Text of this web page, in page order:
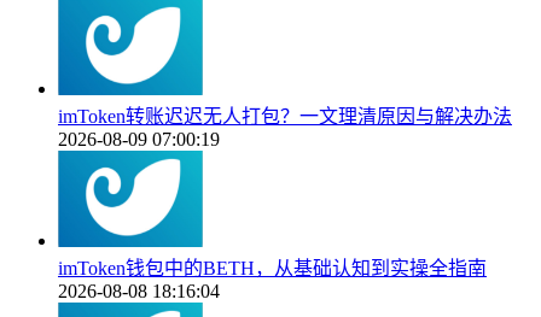
imToken转账迟迟无人打包？一文理清原因与解决办法
2026-08-09 07:00:19
imToken钱包中的BETH，从基础认知到实操全指南
2026-08-08 18:16:04